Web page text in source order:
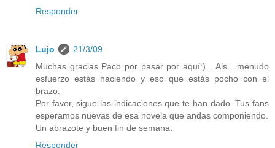
Responder
Lujo
21/3/09
Muchas gracias Paco por pasar por aquí:)....Ais....menudo
esfuerzo estás haciendo y eso que estás pocho con el
brazo.
Por favor, sigue las indicaciones que te han dado. Tus fans
esperamos nuevas de esa novela que andas componiendo.
Un abrazote y buen fin de semana.
Responder